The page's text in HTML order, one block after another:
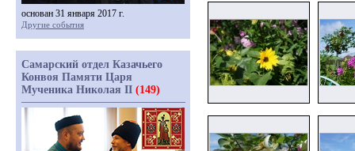
основан 31 января 2017 г.
Другие события
Самарский отдел Казачьего
Конвоя Памяти Царя
Мученика Николая II (149)